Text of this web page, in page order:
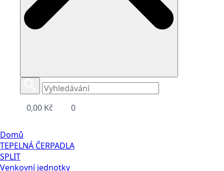
0,00 Kč 0
Domů
TEPELNÁ ČERPADLA
SPLIT
Venkovní jednotky